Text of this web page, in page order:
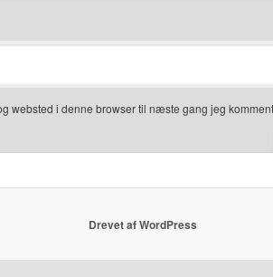
websted i denne browser til næste gang jeg
Drevet af WordPress